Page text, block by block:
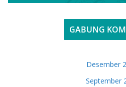
GABUNG
Desember
September